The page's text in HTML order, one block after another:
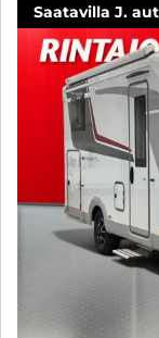
Saatavilla J.